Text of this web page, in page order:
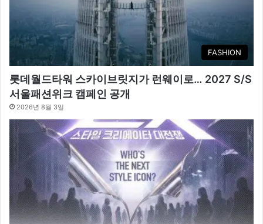
FASHION
롯데월드타워 스카이브릿지가 런웨이로… 2027 S/S
서울패션위크 캠페인 공개
2026년 8월 3일